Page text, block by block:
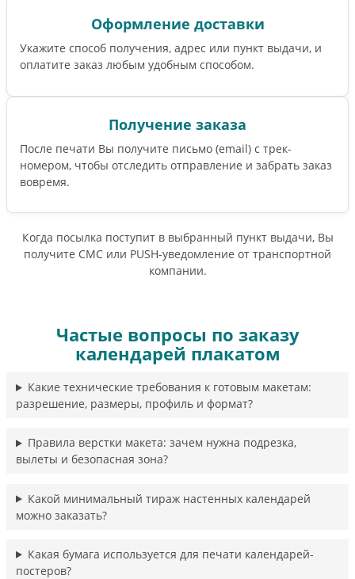
Оформление доставки
Укажите способ получения, адрес или пункт выдачи, и
оплатите заказ любым удобным способом.
Получение заказа
После печати Вы получите письмо (email) c трек-
номером, чтобы отследить отправление и забрать заказ
вовремя.
Когда посылка поступит в выбранный пункт выдачи, Вы
получите СМС или PUSH-уведомление от транспортной
компании.
Частые вопросы по заказу
календарей плакатом
Какие технические требования к готовым макетам:
разрешение, размеры, профиль и формат?
Правила верстки макета: зачем нужна подрезка,
вылеты и безопасная зона?
Какой минимальный тираж настенных календарей
можно заказать?
Какая бумага используется для печати календарей-
постеров?